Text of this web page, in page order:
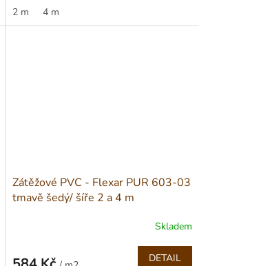
2 m
4 m
Zátěžové PVC - Flexar PUR 603-03
tmavě šedý/ šíře 2 a 4 m
Skladem
DETAIL